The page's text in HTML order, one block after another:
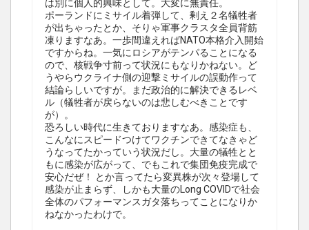
は別に個人的興味として。大変に無責任。
ポーランドにミサイル着弾して、剰え２名犠牲者
が出ちゃったとか、そりゃ軍事クラスタ全員背筋
凍りますなあ。一歩間違えればNATO本格介入開始
ですからね。一気にロシアがテンパることになる
ので、核戦争寸前って状況にもなりかねない。ど
うやらウクライナ側の迎撃ミサイルの誤動作って
結論らしいですが。まだ政治的に解決できるレベ
ル（犠牲者が戻らないのは悲しむべきことです
が）。
恐ろしい時代に生きておりますなあ。感染症も、
こんなにスピードつけてワクチンできてなきゃど
うなってたかっていう状況だし。大量の犠牲とと
もに感染が広がって、でもこれで集団免疫完成で
安心だぜ！ とか言ってたら変異株が次々登場して
感染が止まらず、しかも大量のLong COVIDで社会
全体のパフォーマンスガタ落ちってことになりか
ねなかったわけで。